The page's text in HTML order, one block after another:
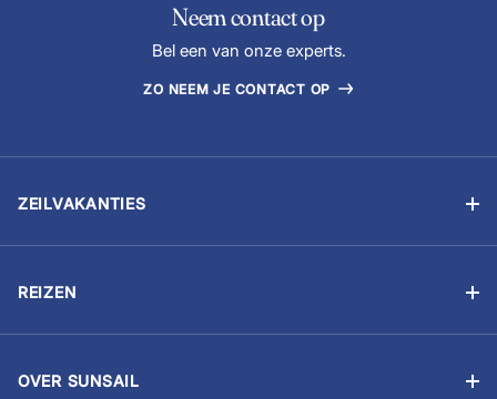
Neem contact op
Bel een van onze experts.
ZO NEEM JE CONTACT OP
ZEILVAKANTIES
Zeilen voor bedrijven
REIZEN
OVER SUNSAIL